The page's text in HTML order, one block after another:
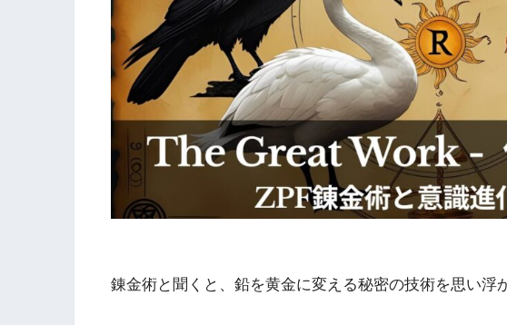
錬金術と聞くと、鉛を黄金に変える秘密の技術を思い浮